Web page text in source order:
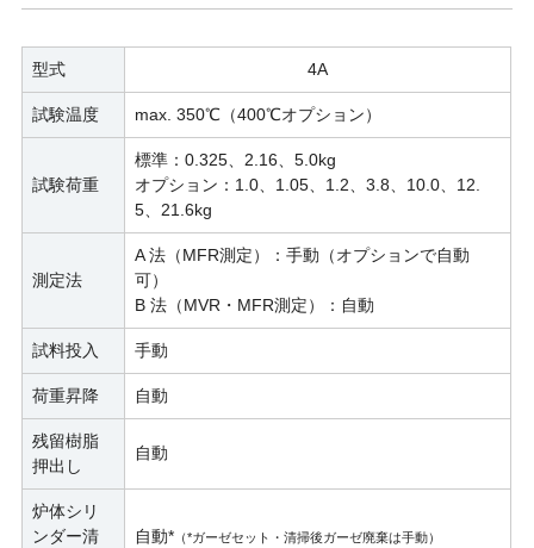
型式 4A
試験温度 max. 350℃（400℃オプション）
試験荷重
標準：0.325、2.16、5.0kg
オプション：1.0、1.05、1.2、3.8、10.0、12.
5、21.6kg
測定法
A 法（MFR測定）：手動（オプションで自動
可）
B 法（MVR・MFR測定）：自動
試料投入 手動
荷重昇降 自動
残留樹脂
押出し
自動
炉体シリ
ンダー清
自動*（*ガーゼセット・清掃後ガーゼ廃棄は手動）